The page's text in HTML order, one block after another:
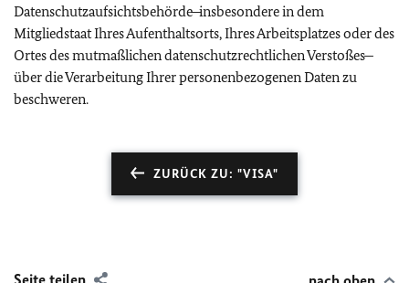
Datenschutzaufsichtsbehörde ̶ insbesondere in dem
Mitgliedstaat Ihres Aufenthaltsorts, Ihres Arbeitsplatzes oder des
Ortes des mutmaßlichen datenschutzrechtlichen Verstoßes ̶
über die Verarbeitung Ihrer personenbezogenen Daten zu
beschweren.
ZURÜCK ZU: "VISA"
Seite teilen